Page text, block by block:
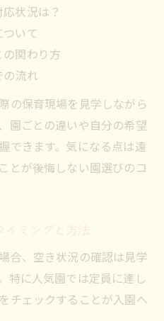
状況は？
いて
関わり方
流れ
の保育現場を見学しながら
園ごとの違いや自分の希望
できます。気になる点は遠
とが後悔しない園選びのコ
イミングと方法
合、空き状況の確認は見学
特に人気園では定員に達し
チェックすることが入園へ